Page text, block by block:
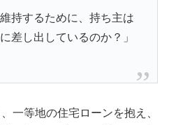
持するために、持ち主は
差し出しているのか？」
一等地の住宅ローンを抱え、